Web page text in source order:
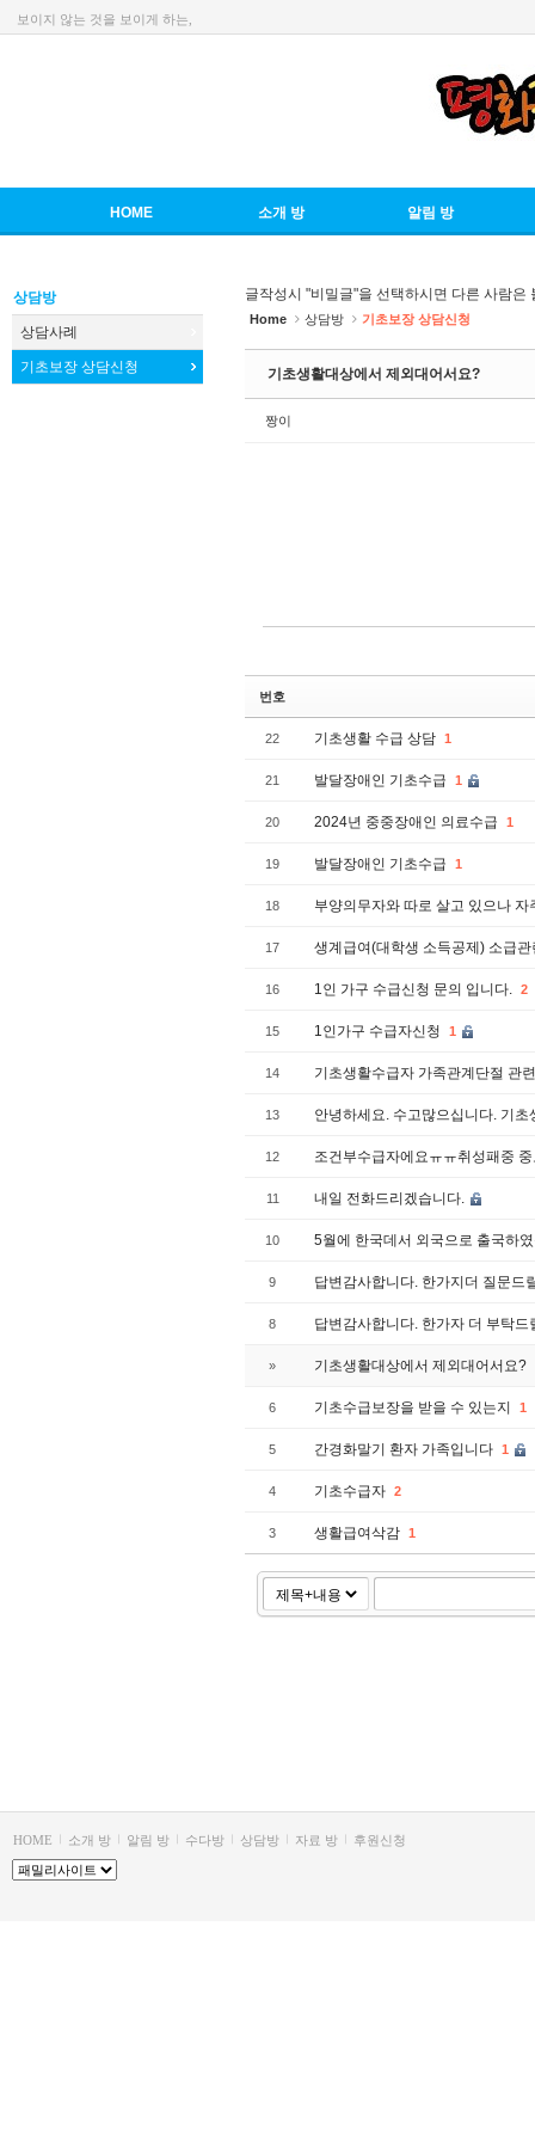
보이지 않는 것을 보이게 하는,
HOME 소개 방 알림 방
상담방
상담사례
기초보장 상담신청
글작성시 "비밀글"을 선택하시면 다른 사람은
Home 상담방 기초보장 상담신청
기초생활대상에서 제외대어서요?
짱이
번호
22 기초생활 수급 상담 1
21 발달장애인 기초수급 1
20 2024년 중중장애인 의료수급 1
19 발달장애인 기초수급 1
18 부양의무자와 따로 살고 있으나
17 생계급여(대학생 소득공제) 소급
16 1인 가구 수급신청 문의 입니다. 2
15 1인가구 수급자신청 1
14 기초생활수급자 가족관계단절 관
13 안녕하세요. 수고많으십니다. 기
12 조건부수급자에요ㅠㅠ취성패중
11 내일 전화드리겠습니다.
10 5월에 한국데서 외국으로 출국하
9 답변감사합니다. 한가지더 질문드
8 답변감사합니다. 한가자 더 부탁
» 기초생활대상에서 제외대어서요?
6 기초수급보장을 받을 수 있는지 1
5 간경화말기 환자 가족입니다 1
4 기초수급자 2
3 생활급여삭감 1
HOME 소개 방 알림 방 수다방 상담방 자료 방 후원신청
Sketchbook5, 스케치북5